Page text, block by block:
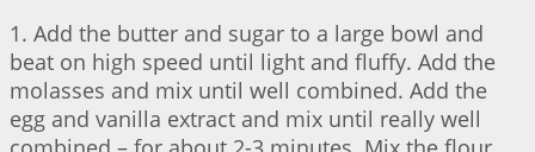
1. Add the butter and sugar to a large bowl and
beat on high speed until light and fluffy. Add the
molasses and mix until well combined. Add the
egg and vanilla extract and mix until really well